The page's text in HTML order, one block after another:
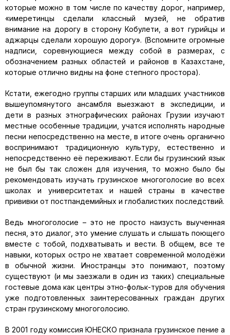
которые можно в том числе по качеству дорог, например,
«имеретинцы сделали классный музей, не обратив
внимание на дорогу в сторону Кобулети, а вот гурийцы и
аджарцы сделали хорошую дорогу». (Вспомните огромные
надписи, соревнующиеся между собой в размерах, с
обозначением разных областей и районов в Казахстане,
которые отлично видны на фоне степного простора).
Кстати, ежегодно группы старших или младших участников
вышеупомянутого ансамбля выезжают в экспедиции, и
дети в разных этнографических районах Грузии изучают
местные особенные традиции, учатся исполнять народные
песни непосредственно на месте, в итоге очень органично
воспринимают традиционную культуру, естественно и
непосредственно её переживают. Если бы грузинский язык
не был бы так сложен для изучения, то можно было бы
рекомендовать изучать грузинское многоголосие во всех
школах и университетах и нашей страны в качестве
прививки от постпандемийных и глобалистких последствий.
Ведь многоголосие – это не просто наизусть выученная
песня, это диалог, это умение слушать и слышать поющего
вместе с тобой, подхватывать и вести. В общем, все те
навыки, которых остро не хватает современной молодёжи
в обычной жизни. Иностранцы это понимают, поэтому
существуют (и мы заезжали в один из таких) специальные
гостевые дома как центры этно-фольк-туров для обучения
уже подготовленных заинтересованных граждан других
стран грузинскому многоголосию.
В 2001 году комиссия ЮНЕСКО признала грузинское пение а